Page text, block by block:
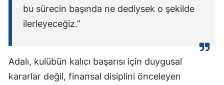
bu sürecin başında ne dediysek o şekilde
ilerleyeceğiz.”
Adalı, kulübün kalıcı başarısı için duygusal
kararlar değil, finansal disiplini önceleyen